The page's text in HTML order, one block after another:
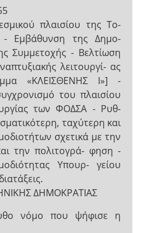
πλαισίου της Το-
- Εμβάθυνση της Δημο-
Συμμετοχής - Βελτίωση
λειτουργί- ας
«ΚΛΕΙΣΘΕΝΗΣ Ι»] -
του πλαισίου
των ΦΟΔΣΑ - Ρυθ-
ταχύτερη και
σχετικά με την
την πολιτογρά- φηση -
Υπουρ- γείου
ΔΗΜΟΚΡΑΤΙΑΣ
νόμο που ψήφισε η